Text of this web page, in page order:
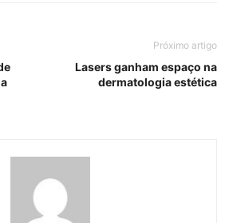
Próximo artigo
Lasers ganham espaço na
dermatologia estética